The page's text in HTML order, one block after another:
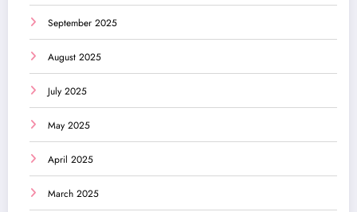
September 2025
August 2025
July 2025
May 2025
April 2025
March 2025